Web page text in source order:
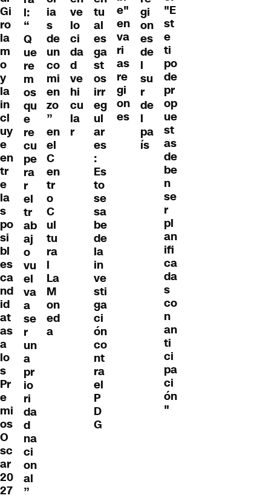
Gi
ro
la
m
o
y
la
in
cl
uy
e
en
tr
e
la
s
po
si
bl
es
ca
nd
id
at
as
a
lo
s
Pr
e
mi
os
O
sc
ar
20
27
l:
“
Q
ue
re
m
os
qu
e
re
cu
pe
ra
r
el
tr
ab
aj
o
vu
el
va
a
se
r
un
a
pr
io
ri
da
d
na
ci
on
al
”
ia
s
de
un
co
mi
en
zo
”
en
el
C
en
tr
o
C
ul
tu
ra
l
La
M
on
ed
a
ve
lo
ci
da
d
ve
hi
cu
la
r
tu
al
es
ga
st
os
irr
eg
ul
ar
es
:
Es
to
se
sa
be
de
la
in
ve
sti
ga
ci
ón
co
nt
ra
el
P
D
G
e"
en
va
ri
as
re
gi
on
es
gi
on
es
de
l
su
r
de
l
pa
ís
"E
st
e
ti
po
de
pr
op
ue
st
as
de
be
n
se
r
pl
an
ifi
ca
da
s
co
n
an
ti
ci
pa
ci
ón
"